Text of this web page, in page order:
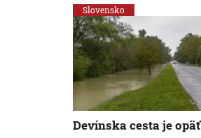
Slovensko
Devínska cesta je opäť